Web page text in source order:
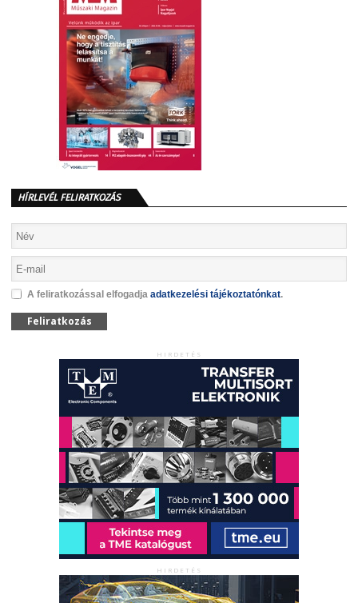
HÍRLEVÉL FELIRATKOZÁS
A feliratkozással elfogadja adatkezelési tájékoztatónkat.
Feliratkozás
HIRDETÉS
HIRDETÉS